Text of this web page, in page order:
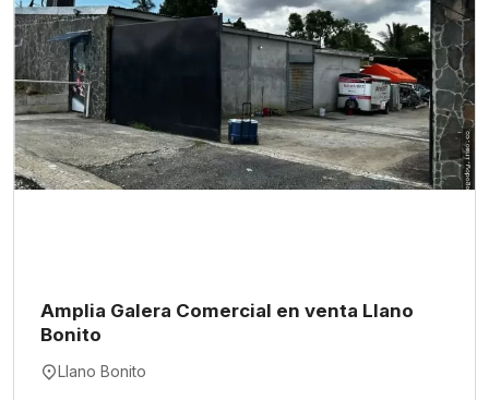
Amplia Galera Comercial en venta Llano
Bonito
Llano Bonito